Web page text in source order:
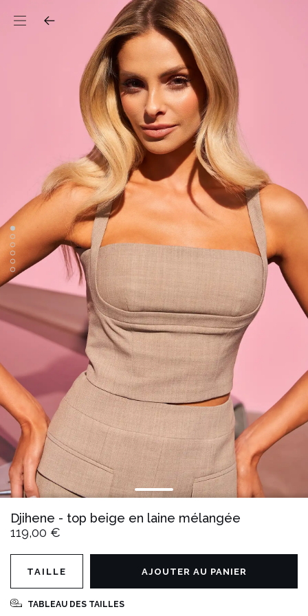
Djihene - top beige en laine mélangée
119,00 €
TABLEAU DES TAILLES
TAILLE AJOUTER AU PANIER